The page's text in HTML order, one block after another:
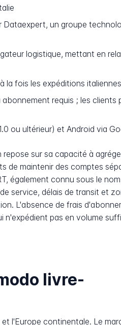
Dataexpert, un groupe
logistique, mettant en
la fois les expéditions
requis ; les clients
ou ultérieur) et Android via
sur sa capacité à
de maintenir des comptes
également connu sous le
service, délais de transit et
L'absence de frais
pas en volume
livre-
l'Europe continentale. Le